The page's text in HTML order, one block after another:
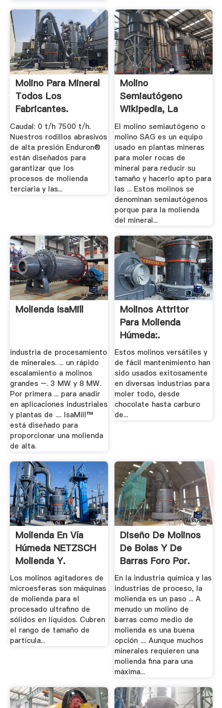
Molino Para Mineral
Todos Los
Fabricantes.
Caudal: 0 t/h 7500 t/h.
Nuestros rodillos abrasivos
de alta presión Enduron®
están diseñados para
garantizar que los
procesos de molienda
terciaria y las...
Molino
Semiautógeno
Wikipedia, La
Enciclopedia.
El molino semiautógeno o
molino SAG es un equipo
usado en plantas mineras
para moler rocas de
mineral para reducir su
tamaño y hacerlo apto para
las ... Estos molinos se
denominan semiautógenos
porque para la molienda
del mineral...
Molienda IsaMill
industria de procesamiento
de minerales. ... un rápido
escalamiento a molinos
grandes –. 3 MW y 8 MW.
Por primera ... para anadir
en aplicaciones industriales
y plantas de .... IsaMill™
está diseñado para
proporcionar una molienda
de alta.
Molinos Attritor
Para Molienda
Húmeda:.
Estos molinos versátiles y
de fácil mantenimiento han
sido usados exitosamente
en diversas industrias para
moler todo, desde
chocolate hasta carburo
de...
Molienda En Vía
Húmeda NETZSCH
Molienda Y.
Los molinos agitadores de
microesferas son máquinas
de molienda para el
procesado ultrafino de
sólidos en líquidos. Cubren
el rango de tamaño de
partícula...
Diseño De Molinos
De Bolas Y De
Barras Foro Por.
En la industria química y las
industrias de proceso, la
molienda es un paso ... A
menudo un molino de
barras como medio de
molienda es una buena
opción .... Aunque muchos
minerales requieren una
molienda fina para una
máxima...